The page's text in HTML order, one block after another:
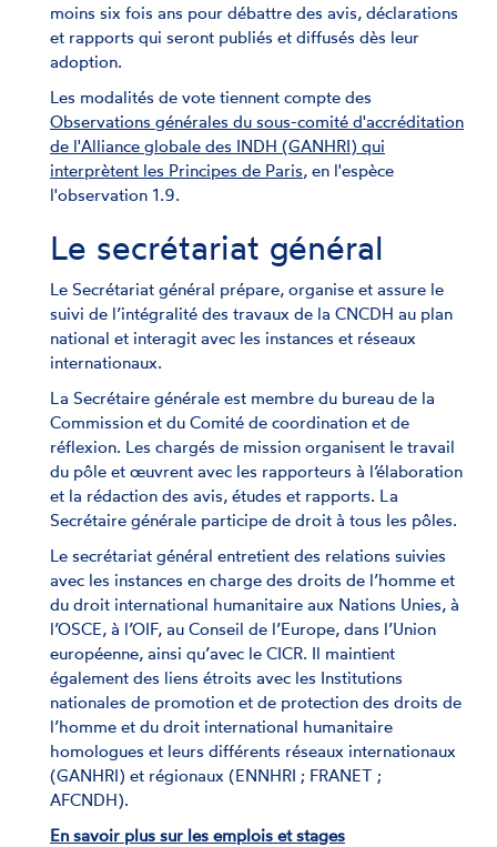
moins six fois ans pour débattre des avis, déclarations
et rapports qui seront publiés et diffusés dès leur
adoption.
Les modalités de vote tiennent compte des
Observations générales du sous-comité d'accréditation
de l'Alliance globale des INDH (GANHRI) qui
interprètent les Principes de Paris, en l'espèce
l'observation 1.9.
Le secrétariat général
Le Secrétariat général prépare, organise et assure le
suivi de l’intégralité des travaux de la CNCDH au plan
national et interagit avec les instances et réseaux
internationaux.
La Secrétaire générale est membre du bureau de la
Commission et du Comité de coordination et de
réflexion. Les chargés de mission organisent le travail
du pôle et œuvrent avec les rapporteurs à l’élaboration
et la rédaction des avis, études et rapports. La
Secrétaire générale participe de droit à tous les pôles.
Le secrétariat général entretient des relations suivies
avec les instances en charge des droits de l’homme et
du droit international humanitaire aux Nations Unies, à
l’OSCE, à l’OIF, au Conseil de l’Europe, dans l’Union
européenne, ainsi qu’avec le CICR. Il maintient
également des liens étroits avec les Institutions
nationales de promotion et de protection des droits de
l’homme et du droit international humanitaire
homologues et leurs différents réseaux internationaux
(GANHRI) et régionaux (ENNHRI ; FRANET ;
AFCNDH).
En savoir plus sur les emplois et stages